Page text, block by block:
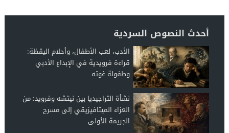
أحدث النصوص السردية
الأدب، لعب الأطفال، وأحلام اليقظة:
قراءة فرويدية في الإبداع الأدبي
وطفولة غوته
نشأة التراجيديا بين نيتشه وفرويد: من
العزاء الميتافيزيقي إلى مسرح
الجريمة الأولى